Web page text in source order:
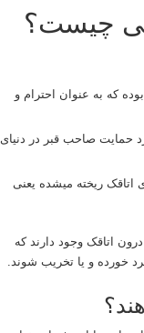
چیست؟
که به عنوان احترام و
حمایت صاحب قبر در دنیای
اتاقک ریخته میشده یعنی
اتاقک وجود دارند که
خورده و یا تخریب شوند.